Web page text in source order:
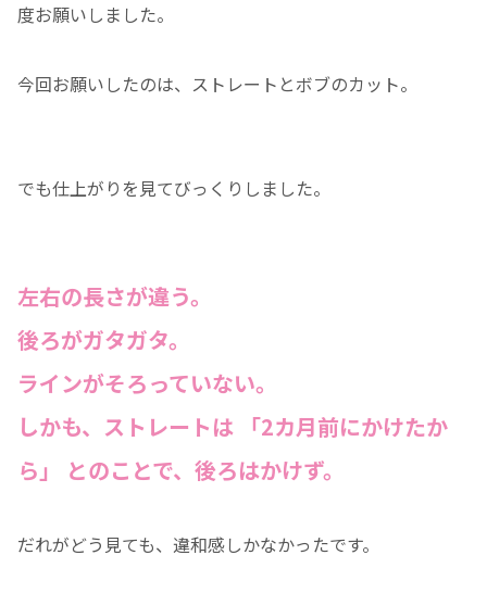
度お願いしました。
今回お願いしたのは、ストレートとボブのカット。
でも仕上がりを見てびっくりしました。
左右の長さが違う。
後ろがガタガタ。
ラインがそろっていない。
しかも、ストレートは 「2カ月前にかけたか
ら」 とのことで、後ろはかけず。
だれがどう見ても、違和感しかなかったです。